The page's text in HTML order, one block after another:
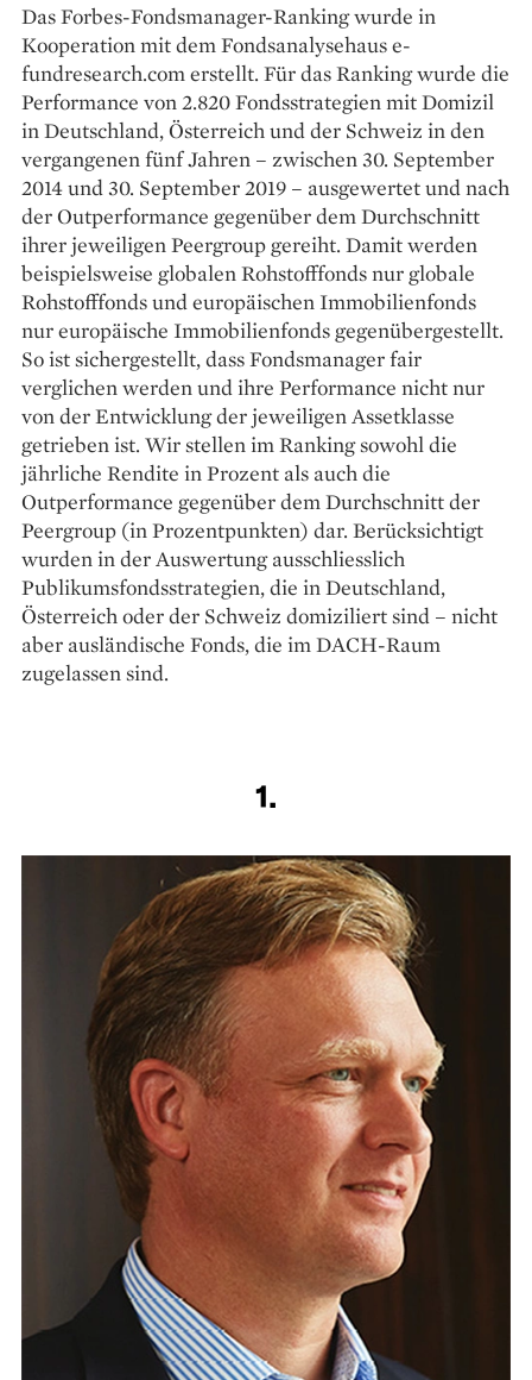
Das Forbes-Fondsmanager-­Ranking wurde in
Kooperation mit dem Fondsanalysehaus e-
fundresearch.com ­erstellt. Für das Ranking wurde die
Performance von 2.820 Fonds­strategien mit Domizil
in Deutschland, Österreich und der Schweiz in den
vergangenen fünf Jahren – zwischen 30. September
2014 und 30. September 2019 – ausgewertet und nach
der Outperformance gegenüber dem Durchschnitt
ihrer jeweiligen Peergroup gereiht. Damit werden
beispielsweise globalen Rohstofffonds nur globale
Rohstofffonds und europäischen Immobilienfonds
nur europäische Immobilienfonds gegenübergestellt.
So ist sichergestellt, dass Fondsmanager fair
verglichen werden und ihre Performance nicht nur
von der Entwicklung der jeweiligen Assetklasse
getrieben ist. Wir stellen im Ranking sowohl die
jährliche Rendite in Prozent als auch die
Outperformance gegenüber dem Durchschnitt der
Peergroup (in Prozentpunkten) dar. Berücksichtigt
wurden in der Auswertung ausschliesslich
Publikumsfondsstrategien, die in Deutschland,
Österreich oder der Schweiz domiziliert sind – nicht
aber ausländische Fonds, die im DACH-Raum
zugelassen sind.
1.